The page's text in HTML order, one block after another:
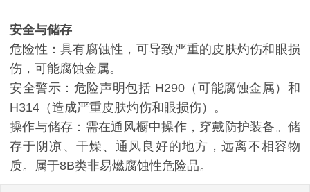
安全与储存
危险性：具有腐蚀性，可导致严重的皮肤灼伤和眼损
伤，可能腐蚀金属。
安全警示：危险声明包括 H290（可能腐蚀金属）和
H314（造成严重皮肤灼伤和眼损伤）。
操作与储存：需在通风橱中操作，穿戴防护装备。储
存于阴凉、干燥、通风良好的地方，远离不相容物
质。属于8B类非易燃腐蚀性危险品。